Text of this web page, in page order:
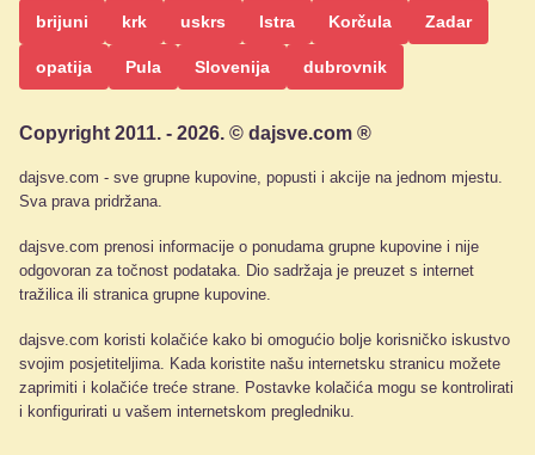
brijuni krk uskrs Istra Korčula Zadar
opatija Pula Slovenija dubrovnik
Copyright 2011. - 2026. © dajsve.com ®
dajsve.com - sve grupne kupovine, popusti i akcije na jednom mjestu.
Sva prava pridržana.
dajsve.com prenosi informacije o ponudama grupne kupovine i nije
odgovoran za točnost podataka. Dio sadržaja je preuzet s internet
tražilica ili stranica grupne kupovine.
dajsve.com koristi kolačiće kako bi omogućio bolje korisničko iskustvo
svojim posjetiteljima. Kada koristite našu internetsku stranicu možete
zaprimiti i kolačiće treće strane. Postavke kolačića mogu se kontrolirati
i konfigurirati u vašem internetskom pregledniku.